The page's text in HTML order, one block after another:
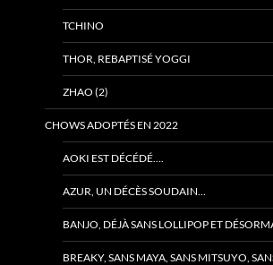
TCHINO
THOR, REBAPTISÉ YOGGI
ZHAO (2)
CHOWS ADOPTÉS EN 2022
AOKI EST DÉCÉDÉ….
AZUR, UN DÉCÈS SOUDAIN…
BANJO, DÉJÀ SANS LOLLIPOP ET
BREAKY, SANS MAYA, SANS MITSUYO,